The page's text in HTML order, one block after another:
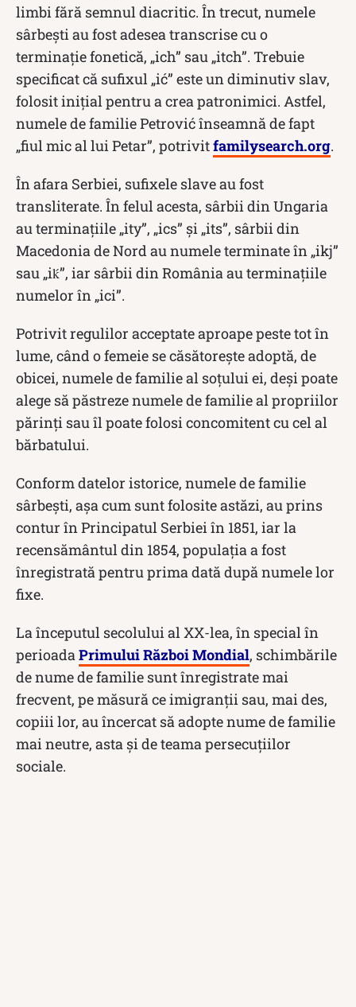
limbi fără semnul diacritic. În trecut, numele
sârbești au fost adesea transcrise cu o
terminație fonetică, „ich” sau „itch”. Trebuie
specificat că sufixul „ić” este un diminutiv slav,
folosit inițial pentru a crea patronimici. Astfel,
numele de familie Petrović înseamnă de fapt
„fiul mic al lui Petar”, potrivitfamilysearch.org.
În afara Serbiei, sufixele slave au fost
transliterate. În felul acesta, sârbii din Ungaria
au terminațiile „ity”, „ics” și „its”, sârbii din
Macedonia de Nord au numele terminate în „ikj”
sau „iḱ”, iar sârbii din România au terminațiile
numelor în „ici”.
Potrivit regulilor acceptate aproape peste tot în
lume, când o femeie se căsătorește adoptă, de
obicei, numele de familie al soțului ei, deși poate
alege să păstreze numele de familie al propriilor
părinți sau îl poate folosi concomitent cu cel al
bărbatului.
Conform datelor istorice, numele de familie
sârbești, așa cum sunt folosite astăzi, au prins
contur în Principatul Serbiei în 1851, iar la
recensământul din 1854, populația a fost
înregistrată pentru prima dată după numele lor
fixe.
La începutul secolului al XX-lea, în special în
perioada Primului Război Mondial, schimbările
de nume de familie sunt înregistrate mai
frecvent, pe măsură ce imigranții sau, mai des,
copiii lor, au încercat să adopte nume de familie
mai neutre, asta și de teama persecuțiilor
sociale.